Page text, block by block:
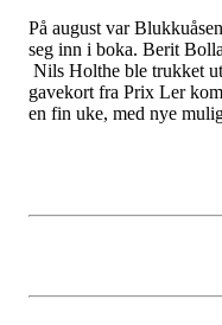
På august var
seg inn i boka. Berit
Nils Holthe ble trukket
gavekort fra Prix Ler
en fin uke, med nye